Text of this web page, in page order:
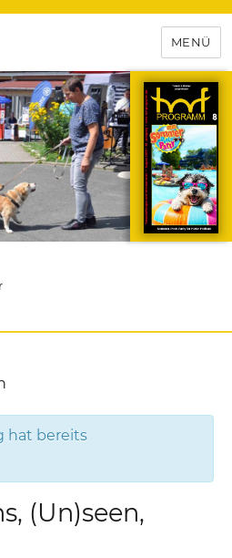
das
für
MENÜ
hat bereits
(Un)seen,